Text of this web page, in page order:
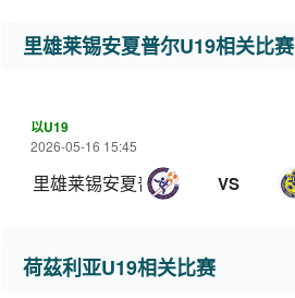
里雄莱锡安夏普尔U19相关比赛
以U19
2026-05-16 15:45
里雄莱锡安夏普尔U19 VS
荷茲利亚U19相关比赛